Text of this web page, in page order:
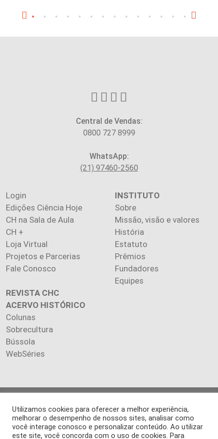
Central de Vendas:
0800 727 8999
WhatsApp:
(21) 97460-2560
Login
Edições Ciência Hoje
CH na Sala de Aula
CH +
Loja Virtual
Projetos e Parcerias
Fale Conosco
INSTITUTO
Sobre
Missão, visão e valores
História
Estatuto
Prêmios
Fundadores
Equipes
REVISTA CHC
ACERVO HISTÓRICO
Colunas
Sobrecultura
Bússola
WebSéries
reservados.
Os artigos publicados na revista refletem exclusivamente a
opinião de seus autores.
Utilizamos cookies para oferecer a melhor experiência,
melhorar o desempenho de nossos sites, analisar como
você interage conosco e personalizar conteúdo. Ao utilizar
este site, você concorda com o uso de cookies. Para